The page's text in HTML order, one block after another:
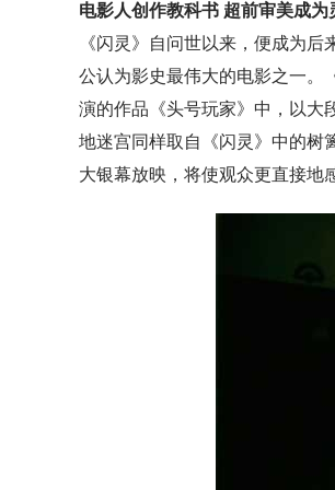
电影人创作教科书 超前审美成为
《闪灵》自问世以来，便成为
公认为影史最伟大的电影之一
演的作品《头号玩家》中，以大
地迷宫同样取自《闪灵》中的树
大银幕放映，将使观众更直接地